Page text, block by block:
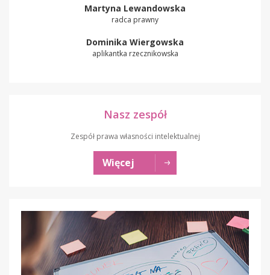
Martyna Lewandowska
radca prawny
Dominika Wiergowska
aplikantka rzecznikowska
Nasz zespół
Zespół prawa własności intelektualnej
Więcej